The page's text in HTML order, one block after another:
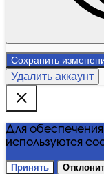
Сохранить
Удалить аккаунт
Для обеспечения
используются
Принять